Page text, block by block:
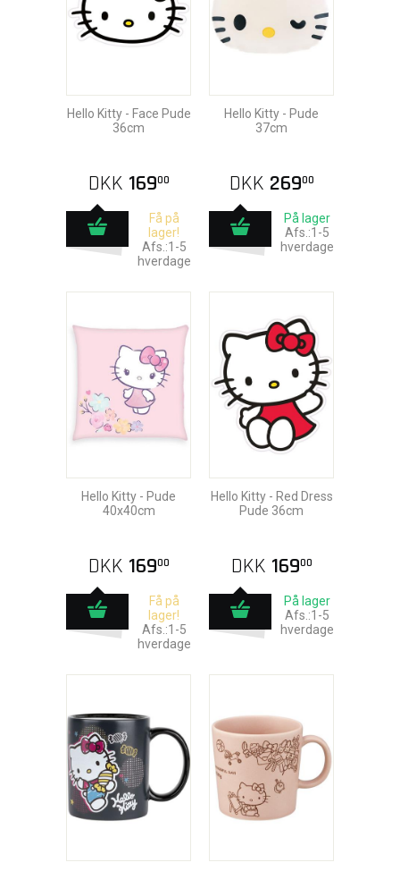
Hello Kitty - Face Pude
36cm
DKK 16900
Få på
lager!
Afs.:1-5
hverdage
Hello Kitty - Pude
37cm
DKK 26900
På lager
Afs.:1-5
hverdage
Hello Kitty - Pude
40x40cm
DKK 16900
Få på
lager!
Afs.:1-5
hverdage
Hello Kitty - Red Dress
Pude 36cm
DKK 16900
På lager
Afs.:1-5
hverdage